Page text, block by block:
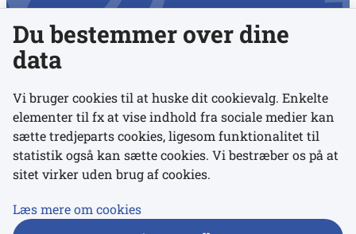
Se alle kontaktnumre
Links
Udgivelser
Du bestemmer over dine
data
Vi bruger cookies til at huske dit cookievalg. Enkelte
elementer til fx at vise indhold fra sociale medier kan
sætte tredjeparts cookies, ligesom funktionalitet til
statistik også kan sætte cookies. Vi bestræber os på at
sitet virker uden brug af cookies.
Læs mere om cookies